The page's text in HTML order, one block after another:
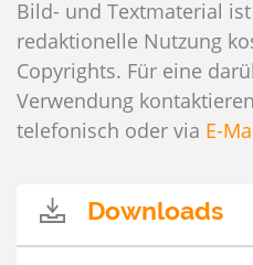
Bild- und Textmaterial
redaktionelle Nutzung
Copyrights. Für eine
Verwendung
telefonisch oder via E-
Downloads